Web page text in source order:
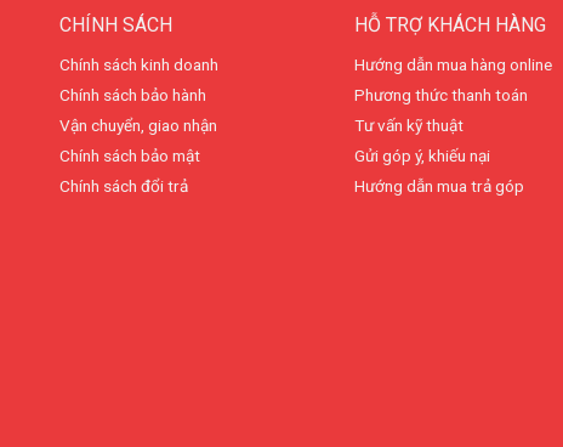
CHÍNH SÁCH
Chính sách kinh doanh
Chính sách bảo hành
Vận chuyển, giao nhận
Chính sách bảo mật
Chính sách đổi trả
HỖ TRỢ KHÁCH HÀNG
Hướng dẫn mua hàng online
Phương thức thanh toán
Tư vấn kỹ thuật
Gửi góp ý, khiếu nại
Hướng dẫn mua trả góp